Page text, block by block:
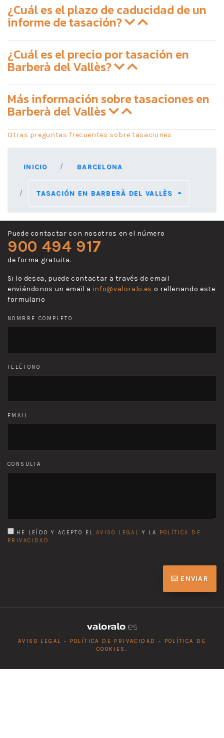
¿Cuál es el plazo de caducidad de un
informe de tasación?
¿Cuál es el precio por tasación en
Barberà del Vallès?
Más información sobre tasaciones en
Barberà del Vallès
Otras preguntas frecuentes sobre tasaciones
INICIO BARCELONA
TASACIÓN EN BARBERÀ DEL VALLÈS
Puede contactar con nosotros en el número
900 494 917
de forma gratuita.
Si lo desea, puede contactar a través de email
enviándonos un email a info@valoralo.es o rellenando este
formulario
NOMBRE COMPLETO
TELÉFONO
EMAIL
CONSULTA
HE LEÍDO Y ACEPTO EL AVISO LEGAL Y LA
POLÍTICA DE
PRIVACIDAD
ENVIAR
AVISO LEGAL - POLÍTICA DE PRIVACIDAD -
POLÍTICA DE
COOKIES .